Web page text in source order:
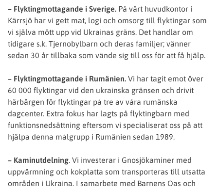
– Flyktingmottagande i Sverige. På vårt huvudkontor i
Kärrsjö har vi gett mat, logi och omsorg till flyktingar som
vi själva mött upp vid Ukrainas gräns. Det handlar om
tidigare s.k. Tjernobylbarn och deras familjer; vänner
sedan 30 år tillbaka som vände sig till oss för att få hjälp.
– Flyktingmottagande i Rumänien. Vi har tagit emot över
60 000 flyktingar vid den ukrainska gränsen och drivit
härbärgen för flyktingar på tre av våra rumänska
dagcenter. Extra fokus har lagts på flyktingbarn med
funktionsnedsättning eftersom vi specialiserat oss på att
hjälpa denna målgrupp i Rumänien sedan 1989.
– Kaminutdelning. Vi investerar i Gnosjökaminer med
uppvärmning och kokplatta som transporteras till utsatta
områden i Ukraina. I samarbete med Barnens Oas och